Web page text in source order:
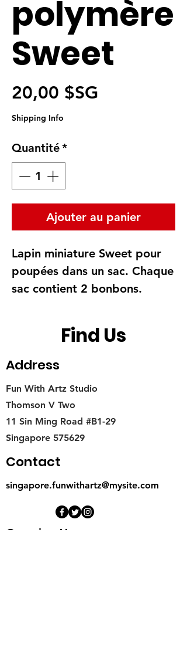
polymère
Sweet
20,00 $SG
Shipping Info
Quantité*
Ajouter au panier
Lapin miniature Sweet pour
poupées dans un sac. Chaque
sac contient 2 bonbons.
Find Us
Address
Fun With Artz Studio
Thomson V Two
11 Sin Ming Road #B1-29
Singapore 575629
Contact
singapore.funwithartz@mysite.com
Opening Hours